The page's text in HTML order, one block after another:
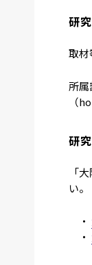
研
取材
所属
（
研
「
い。
・
・